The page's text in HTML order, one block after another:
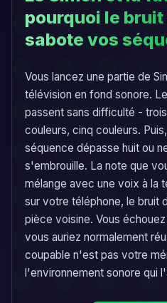
pourquoi le
sabote vos
Vous lancez une partie de
télévision en fond sonore.
passent sans difficulté -
couleurs, cinq couleurs.
séquence dépasse huit ou
s'embrouille. La note que
mélange avec une voix à la
sur votre téléphone, le bruit
pièce voisine. Vous
vous auriez normalement
coupable n'est pas votre
l'environnement sonore qui